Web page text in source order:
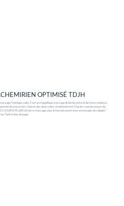
OPTIMISÉ TDJH
Tantrique culte. C'est un magnifique massage de lâcher prise et de transcendance.
permet de masser les chakras des deux côtés simultanément. Pour les connaisseuses du
JOURS HEUREUX de ce massage vous le fera découvrir avec encore plus de volupté !
Tarif en bas de page.